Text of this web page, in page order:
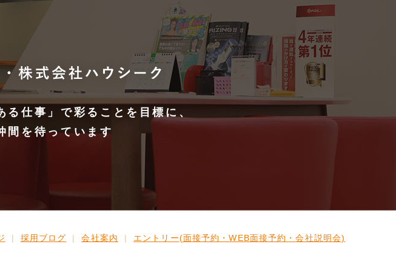
る仕事」で彩ることを目標に、
間を待っています
採用ブログ 会社案内 エントリー(面接予約・WEB面接予約・会社説明会)